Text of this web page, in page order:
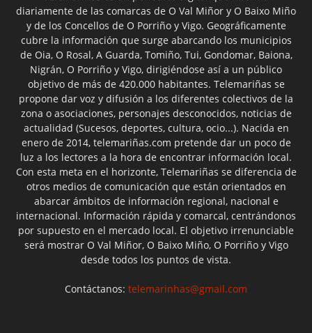
diariamente de las comarcas de O Val Miñor y O Baixo Miño
y de los Concellos de O Porriño y Vigo. Geográficamente
cubre la información que surge abarcando los municipios
de Oia, O Rosal, A Guarda, Tomiño, Tui, Gondomar, Baiona,
Nigrán, O Porriño y Vigo, dirigiéndose así a un público
objetivo de más de 420.000 habitantes. Telemariñas se
propone dar voz y difusión a los diferentes colectivos de la
zona o asociaciones, personajes desconocidos, noticias de
actualidad (Sucesos, deportes, cultura, ocio...). Nacida en
enero de 2014, telemariñas.com pretende dar un poco de
luz a los lectores a la hora de encontrar información local.
Con esta meta en el horizonte, Telemariñas se diferencia de
otros medios de comunicación que están orientados en
abarcar ámbitos de información regional, nacional e
internacional. Información rápida y comarcal, centrándonos
por supuesto en el mercado local. El objetivo irrenunciable
será mostrar O Val Miñor, O Baixo Miño, O Porriño y Vigo
desde todos los puntos de vista.
Contáctanos: telemarinhas@gmail.com